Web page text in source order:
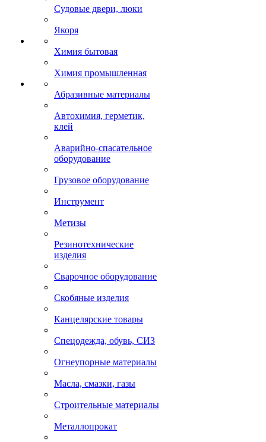
Судовые двери, люки
Якоря
Химия бытовая
Химия промышленная
Абразивные материалы
Автохимия, герметик,
клей
Аварийно-спасательное
оборудование
Грузовое оборудование
Инструмент
Метизы
Резинотехнические
изделия
Сварочное оборудование
Скобяные изделия
Канцелярские товары
Спецодежда, обувь, СИЗ
Огнеупорные материалы
Масла, смазки, газы
Строительные материалы
Металлопрокат